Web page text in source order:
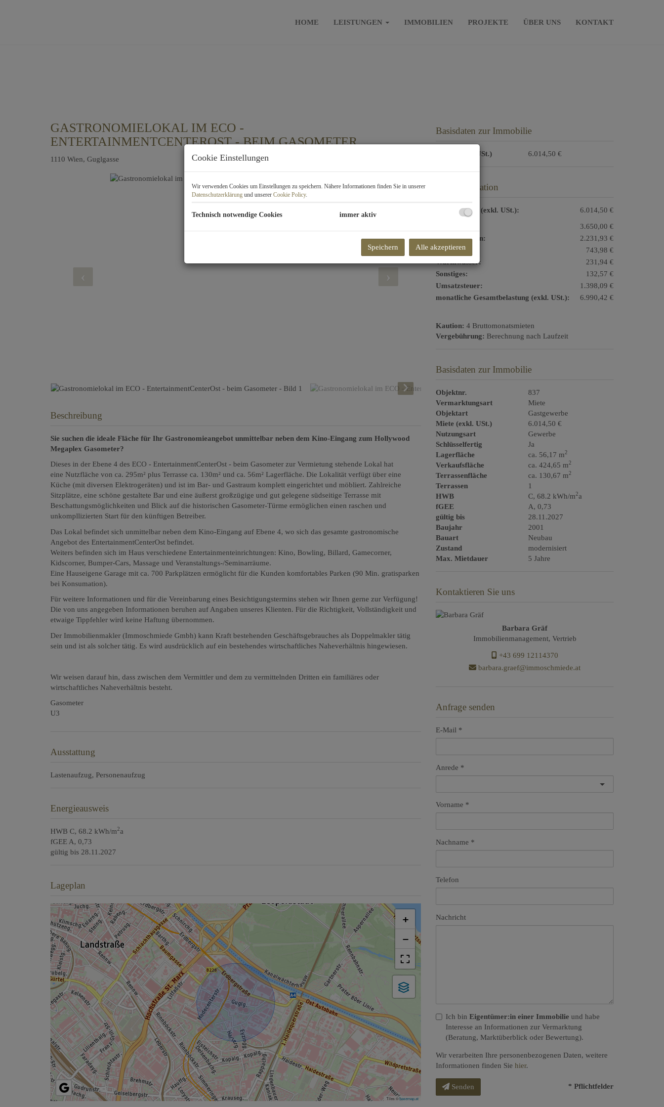
HOME LEISTUNGEN IMMOBILIEN PROJEKTE ÜBER UNS KONTAKT
GASTRONOMIELOKAL IM ECO -
ENTERTAINMENTCENTEROST - BEIM GASOMETER
1110 Wien, Guglgasse
Beschreibung
Sie suchen die ideale Fläche für Ihr Gastronomieangebot unmittelbar neben dem Kino-Eingang zum Hollywood
Megaplex Gasometer?
Dieses in der Ebene 4 des ECO - EntertainmentCenterOst - beim Gasometer zur Vermietung stehende Lokal hat
eine Nutzfläche von ca. 295m² plus Terrasse ca. 130m² und ca. 56m² Lagerfläche. Die Lokalität verfügt über eine
Küche (mit diversen Elektrogeräten) und ist im Bar- und Gastraum komplett eingerichtet und möbliert. Zahlreiche
Sitzplätze, eine schöne gestaltete Bar und eine äußerst großzügige und gut gelegene südseitige Terrasse mit
Beschattungsmöglichkeiten und Blick auf die historischen Gasometer-Türme ermöglichen einen raschen und
unkompllizierten Start für den künftigen Betreiber.
Das Lokal befindet sich unmittelbar neben dem Kino-Eingang auf Ebene 4, wo sich das gesamte gastronomische
Angebot des EntertainmentCenterOst befindet.
Weiters befinden sich im Haus verschiedene Entertainmenteinrichtungen: Kino, Bowling, Billard, Gamecorner,
Kidscorner, Bumper-Cars, Massage und Veranstaltungs-/Seminarräume.
Eine Hauseigene Garage mit ca. 700 Parkplätzen ermöglicht für die Kunden komfortables Parken (90 Min. gratisparken
bei Konsumation).
Für weitere Informationen und für die Vereinbarung eines Besichtigungstermins stehen wir Ihnen gerne zur Verfügung!
Die von uns angegeben Informationen beruhen auf Angaben unseres Klienten. Für die Richtigkeit, Vollständigkeit und
etwaige Tippfehler wird keine Haftung übernommen.
Der Immobilienmakler (Immoschmiede Gmbh) kann Kraft bestehenden Geschäftsgebrauches als Doppelmakler tätig
sein und ist als solcher tätig. Es wird ausdrücklich auf ein bestehendes wirtschaftliches Naheverhältnis hingewiesen.
Wir weisen darauf hin, dass zwischen dem Vermittler und dem zu vermittelnden Dritten ein familiäres oder
wirtschaftliches Naheverhältnis besteht.
Gasometer
U3
Ausstattung
Lastenaufzug Personenaufzug
Energieausweis
HWB C, 68.2 kWh/m2a
fGEE A, 0,73
gültig bis 28.11.2027
Lageplan
+
−
Tiles ©basemap.at
Basisdaten zur Immobilie
Miete (exkl. USt.) 6.014,50 €
Preisinformation
Gesamtmiete (exkl. USt.): 6.014,50 €
3.650,00 €
Betriebskosten:
2.231,93 €
Heizkosten:
743,98 €
Warmwasser:
231,94 €
Sonstiges:
132,57 €
Umsatzsteuer:
1.398,09 €
monatliche Gesamtbelastung (exkl. USt.):
6.990,42 €
Kaution: 4 Bruttomonatsmieten
Vergebührung: Berechnung nach Laufzeit
Basisdaten zur Immobilie
Objektnr.
837
Vermarktungsart
Miete
Objektart
Gastgewerbe
Miete (exkl. USt.)
6.014,50 €
Nutzungsart
Gewerbe
Schlüsselfertig
Ja
Lagerfläche
ca. 56,17 m2
Verkaufsfläche ca. 424,65 m2
Terrassenfläche ca. 130,67 m2
Terrassen
1
HWB
C, 68.2 kWh/m2a
fGEE
A, 0,73
gültig bis
28.11.2027
Baujahr
2001
Bauart
Neubau
Zustand
modernisiert
Max. Mietdauer
5 Jahre
Kontaktieren Sie uns
Barbara Gräf
Immobilienmanagement, Vertrieb
+43 699 12114370
barbara.graef@immoschmiede.at
Anfrage senden
E-Mail
Anrede
Vorname
Nachname
Telefon
Nachricht
Ich bin Eigentümer:in einer Immobilie und habe
Interesse an Informationen zur Vermarktung
(Beratung, Marktüberblick oder Bewertung).
Wir verarbeiten Ihre personenbezogenen Daten, weitere
Informationen finden Sie hier.
Senden * Pflichtfelder
Cookie Einstellungen
Wir verwenden Cookies um Einstellungen zu speichern. Nähere Informationen finden Sie in unserer
Datenschutzerklärung und unserer Cookie Policy.
Technisch notwendige Cookies immer aktiv
Speichern Alle akzeptieren